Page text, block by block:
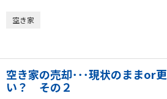
空き家
空き家の売却･･･現状のままor
い？ その２